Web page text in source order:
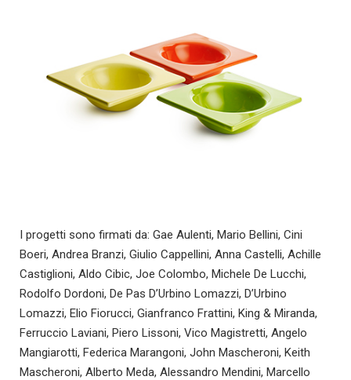
I progetti sono firmati da: Gae Aulenti, Mario Bellini, Cini
Boeri, Andrea Branzi, Giulio Cappellini, Anna Castelli, Achille
Castiglioni, Aldo Cibic, Joe Colombo, Michele De Lucchi,
Rodolfo Dordoni, De Pas D’Urbino Lomazzi, D’Urbino
Lomazzi, Elio Fiorucci, Gianfranco Frattini, King & Miranda,
Ferruccio Laviani, Piero Lissoni, Vico Magistretti, Angelo
Mangiarotti, Federica Marangoni, John Mascheroni, Keith
Mascheroni, Alberto Meda, Alessandro Mendini, Marcello